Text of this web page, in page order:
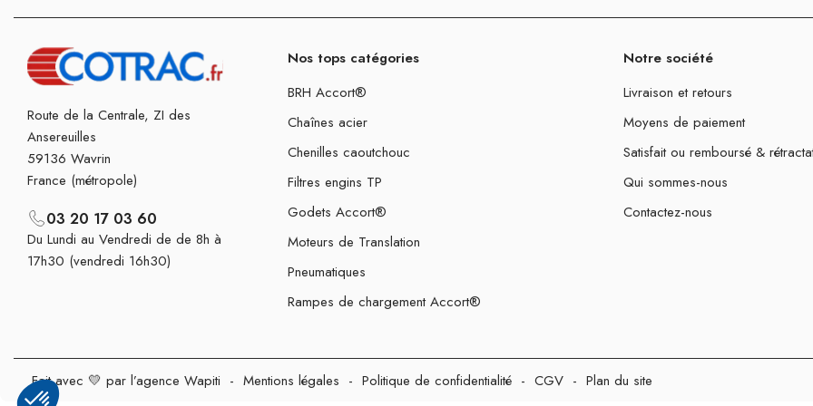
Route de la Centrale, ZI des
Ansereuilles
59136 Wavrin
France (métropole)
03 20 17 03 60
Du Lundi au Vendredi de de 8h à
17h30 (vendredi 16h30)
Nos tops catégories
BRH Accort®
Chaînes acier
Chenilles caoutchouc
Filtres engins TP
Godets Accort®
Moteurs de Translation
Pneumatiques
Rampes de chargement Accort®
Notre société
Livraison et retours
Moyens de paiement
Satisfait ou remboursé &
Qui sommes-nous
Contactez-nous
Fait avec 💛 par l’agence Wapiti - Mentions légales - Politique de confidentialité - CGV - Plan du site